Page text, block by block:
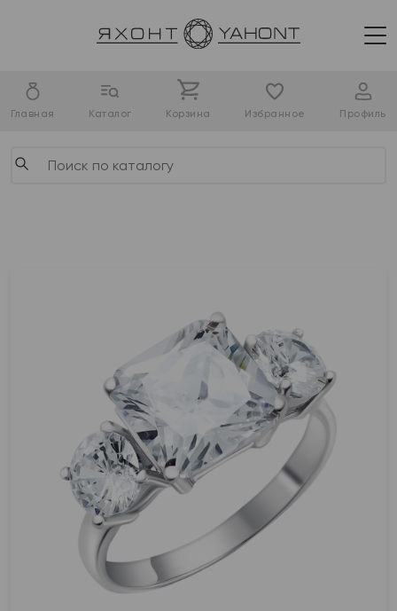
Главная Каталог Корзина Избранное Профиль